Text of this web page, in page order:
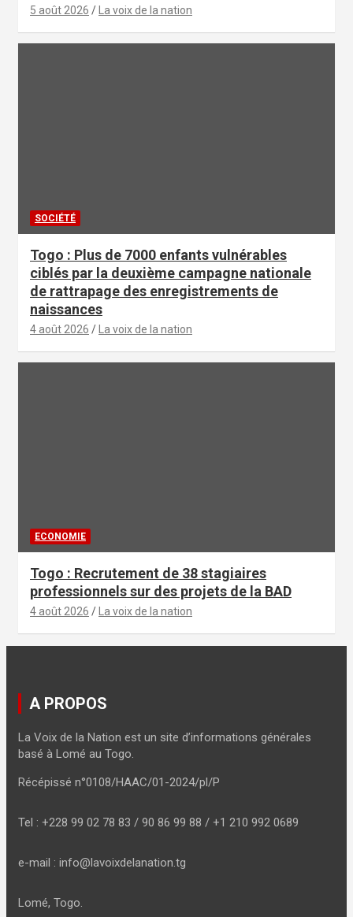
5 août 2026 La voix de la nation
SOCIÉTÉ
Togo : Plus de 7000 enfants vulnérables
ciblés par la deuxième campagne nationale
de rattrapage des enregistrements de
naissances
4 août 2026 La voix de la nation
ECONOMIE
Togo : Recrutement de 38 stagiaires
professionnels sur des projets de la BAD
4 août 2026 La voix de la nation
A PROPOS
La Voix de la Nation est un site d’informations générales
basé à Lomé au Togo.
Récépissé n°0108/HAAC/01-2024/pl/P
Tel : +228 99 02 78 83 / 90 86 99 88 / +1 210 992 0689
e-mail : info@lavoixdelanation.tg
Lomé, Togo.